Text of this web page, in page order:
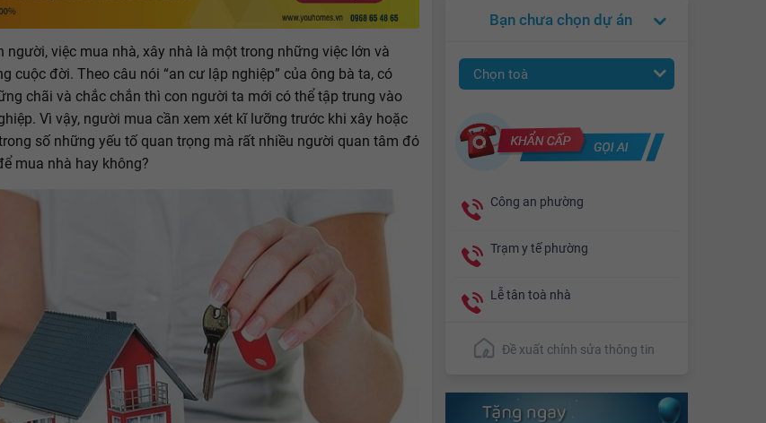
Bạn chưa chọn dự án
Chọn toà
Công an phường
Trạm y tế phường
Lễ tân toà nhà
Đề xuất chỉnh sửa thông tin
người, việc mua nhà, xây nhà là một trong những việc lớn và
cuộc đời. Theo câu nói “an cư lập nghiệp” của ông bà ta, có
chãi và chắc chắn thì con người ta mới có thể tập trung vào
Vì vậy, người mua cần xem xét kĩ lưỡng trước khi xây hoặc
số những yếu tố quan trọng mà rất nhiều người quan tâm đó
mua nhà hay không?